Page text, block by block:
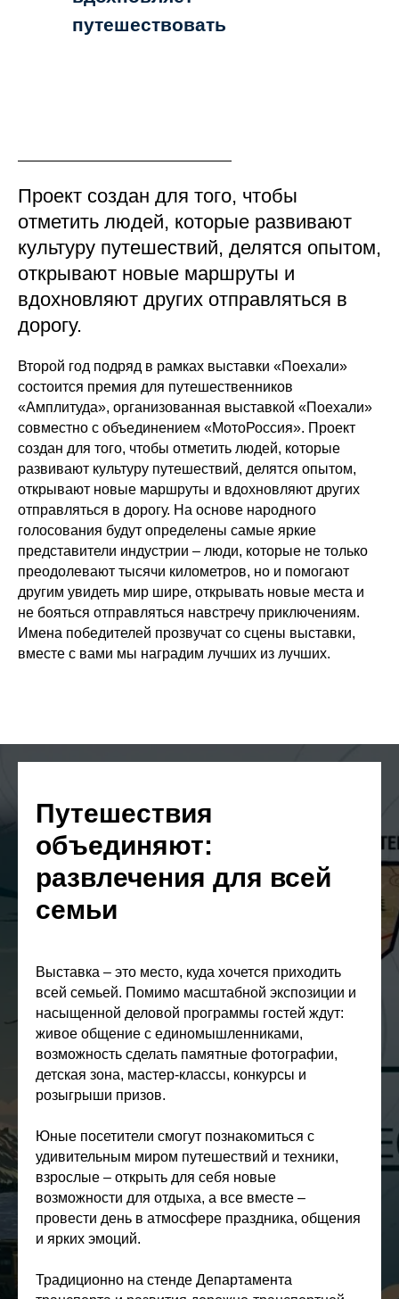
путешествовать
Дороги, поездки, советы
профессионалов
Проект создан для того, чтобы
отметить людей, которые развивают
культуру путешествий, делятся опытом,
открывают новые маршруты и
вдохновляют других отправляться в
дорогу.
Второй год подряд в рамках выставки «Поехали»
состоится премия для путешественников
«Амплитуда», организованная выставкой «Поехали»
совместно с объединением «МотоРоссия». Проект
создан для того, чтобы отметить людей, которые
развивают культуру путешествий, делятся опытом,
открывают новые маршруты и вдохновляют других
отправляться в дорогу. На основе народного
голосования будут определены самые яркие
представители индустрии – люди, которые не только
преодолевают тысячи километров, но и помогают
другим увидеть мир шире, открывать новые места и
не бояться отправляться навстречу приключениям.
Имена победителей прозвучат со сцены выставки,
вместе с вами мы наградим лучших из лучших.
Путешествия
объединяют:
развлечения для всей
семьи
Выставка – это место, куда хочется приходить
всей семьей. Помимо масштабной экспозиции и
насыщенной деловой программы гостей ждут:
живое общение с единомышленниками,
возможность сделать памятные фотографии,
детская зона, мастер-классы, конкурсы и
розыгрыши призов.
Юные посетители смогут познакомиться с
удивительным миром путешествий и техники,
взрослые – открыть для себя новые
возможности для отдыха, а все вместе –
провести день в атмосфере праздника, общения
и ярких эмоций.
Традиционно на стенде Департамента